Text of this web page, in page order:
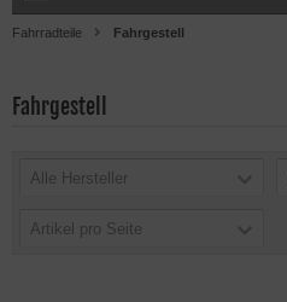
Fahrradteile Fahrgestell
Fahrgestell
Alle Hersteller
Artikel pro Seite